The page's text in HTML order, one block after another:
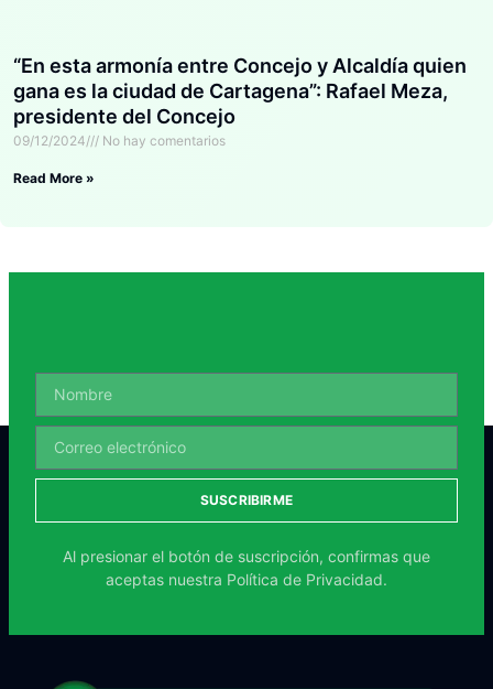
“En esta armonía entre Concejo y Alcaldía quien
gana es la ciudad de Cartagena”: Rafael Meza,
presidente del Concejo
09/12/2024 No hay comentarios
Read More »
SUSCRIBIRME
Al presionar el botón de suscripción, confirmas que
aceptas nuestra Política de Privacidad.